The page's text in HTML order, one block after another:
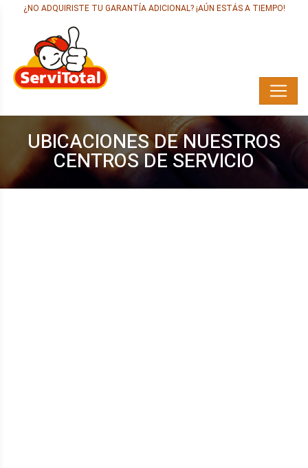
¿NO ADQUIRISTE TU GARANTÍA ADICIONAL? ¡AÚN ESTÁS A TIEMPO!
UBICACIONES DE NUESTROS
CENTROS DE SERVICIO